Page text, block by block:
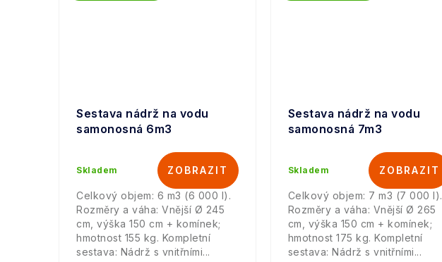
Sestava nádrž na vodu
samonosná 6m3
Skladem
Celkový objem: 6 m3 (6 000 l).
Rozměry a váha: Vnější Ø 245
cm, výška 150 cm + komínek;
hmotnost 155 kg. Kompletní
sestava: Nádrž s vnitřními...
Sestava nádrž na vodu
samonosná 7m3
Skladem
Celkový objem: 7 m3 (7 000 l).
Rozměry a váha: Vnější Ø 265
cm, výška 150 cm + komínek;
hmotnost 175 kg. Kompletní
sestava: Nádrž s vnitřními...